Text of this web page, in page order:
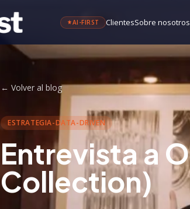
AI-FIRST ClientesSobre nosotros
← Volver al blog
ESTRATEGIA-DATA-DRIVEN
Entrevista a
Collection)